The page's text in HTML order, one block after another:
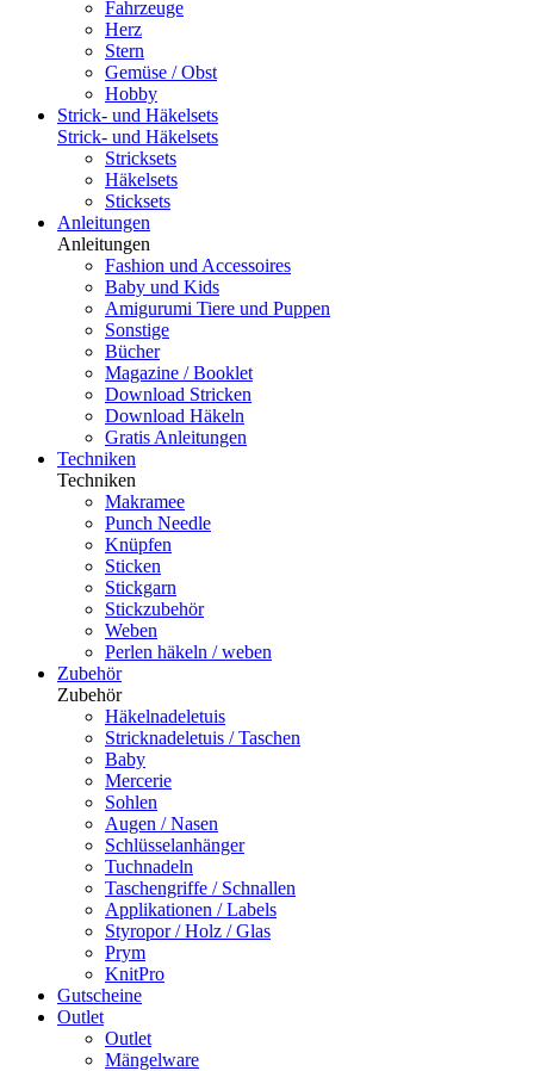
Fahrzeuge
Herz
Stern
Gemüse / Obst
Hobby
Strick- und Häkelsets
Strick- und Häkelsets
Stricksets
Häkelsets
Sticksets
Anleitungen
Anleitungen
Fashion und Accessoires
Baby und Kids
Amigurumi Tiere und Puppen
Sonstige
Bücher
Magazine / Booklet
Download Stricken
Download Häkeln
Gratis Anleitungen
Techniken
Techniken
Makramee
Punch Needle
Knüpfen
Sticken
Stickgarn
Stickzubehör
Weben
Perlen häkeln / weben
Zubehör
Zubehör
Häkelnadeletuis
Stricknadeletuis / Taschen
Baby
Mercerie
Sohlen
Augen / Nasen
Schlüsselanhänger
Tuchnadeln
Taschengriffe / Schnallen
Applikationen / Labels
Styropor / Holz / Glas
Prym
KnitPro
Gutscheine
Outlet
Outlet
Mängelware